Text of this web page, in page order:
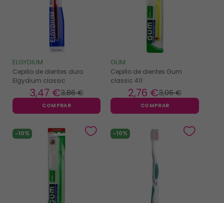
ELGYDIUM
Cepillo de dientes duro
Elgydium classic
3,86 €
3,47 €
COMPRAR
GUM
Cepillo de dientes Gum
classic 411
3,06 €
2,76 €
COMPRAR
-10% -10%